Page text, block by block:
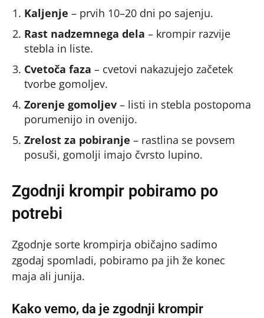
Kaljenje – prvih 10–20 dni po sajenju.
Rast nadzemnega dela – krompir razvije
stebla in liste.
Cvetoča faza – cvetovi nakazujejo začetek
tvorbe gomoljev.
Zorenje gomoljev – listi in stebla postopoma
porumenijo in ovenijo.
Zrelost za pobiranje – rastlina se povsem
posuši, gomolji imajo čvrsto lupino.
Zgodnji krompir pobiramo po
potrebi
Zgodnje sorte krompirja običajno sadimo
zgodaj spomladi, pobiramo pa jih že konec
maja ali junija.
Kako vemo, da je zgodnji krompir